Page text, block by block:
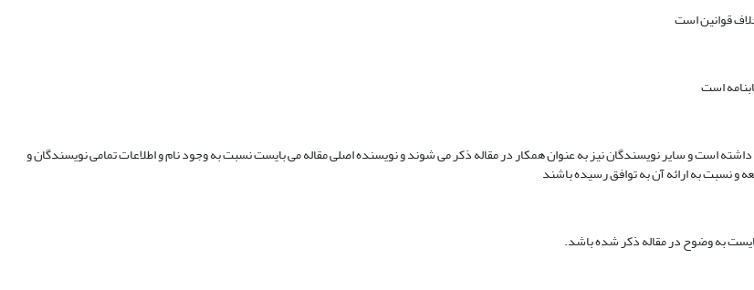
قوانین است
است
است و سایر نویسندگان نیز به عنوان همکار در مقاله ذکر می شوند و نویسنده اصلی مقاله می بایست نسبت به وجود نام و اطلاعات تمامی نویسندگان و
و نسبت به ارائه آن به توافق رسیده باشند
به وضوح در مقاله ذکر شده باشد.